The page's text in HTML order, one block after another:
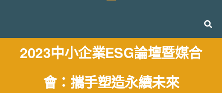
2023中小企業ESG論壇暨媒合
會：攜手塑造永續未來